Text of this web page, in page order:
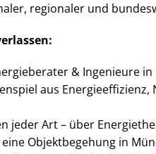
regionaler und
& Ingenieure in
aus
jeder Art – über
Objektbegehung in